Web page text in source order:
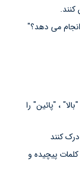
می دهد؟"
، "پائین" را
کنند
پیچیده و